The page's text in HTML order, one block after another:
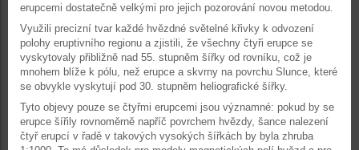
erupcemi dostatečně velkými pro jejich pozorování novou metodou.
Využili precizní tvar každé hvězdné světelné křivky k odvození
polohy eruptivního regionu a zjistili, že všechny čtyři erupce se
vyskytovaly přibližně nad 55. stupněm šířky od rovníku, což je
mnohem blíže k pólu, než erupce a skvrny na povrchu Slunce, které
se obvykle vyskytují pod 30. stupněm heliografické šířky.
Tyto objevy pouze se čtyřmi erupcemi jsou významné: pokud by se
erupce šířily rovnoměrně napříč povrchem hvězdy, šance nalezení
čtyř erupcí v řadě v takových vysokých šířkách by byla zhruba